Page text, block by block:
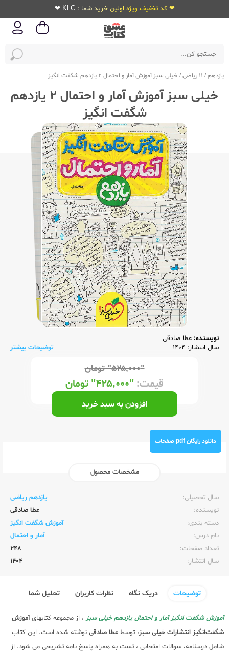
❤ کد تخفیف ویژه اولین خرید شما : KLC ❤
یازدهم/ 11 ریاضی / خیلی سبز آموزش آمار و احتمال 2 یازدهم شگفت انگیز
خیلی سبز آموزش آمار و احتمال 2 یازدهم
شگفت انگیز
نویسنده: عطا صادقی
سال انتشار: 1404
توضیحات بیشتر
"۵۲۵,۰۰۰" تومان
قیمت: "۴۲۵,۰۰۰" تومان
افزودن به سبد خرید
دانلود رایگان pdf صفحات
مشخصات محصول
سال تحصیلی:‌
یازدهم ریاضی
نویسنده:‌
عطا صادقی
دسته بندی:
آموزش شگفت انگیز
نام درس:
آمار و احتمال
تعداد صفحات:‌
248
سال انتشار:‌
1404
توضیحات دریک نگاه نظرات کاربران تحلیل شما
آموزش شگفت انگیز آمار و احتمال یازدهم خیلی سبز، از مجموعه کتابهایآموزش
شگفت‌انگیز انتشارات خیلی سبز، توسط عطا صادقی نوشته شده است. این کتاب
شامل درسنامه، سوالات امتحانی ، تست به همراه پاسخ نامه تشریحی می شود. از